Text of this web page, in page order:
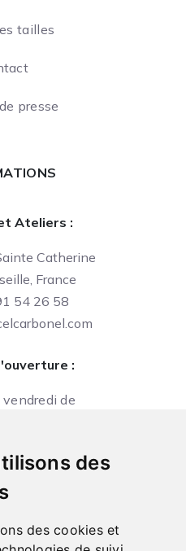
des
des cookies et
tailles
presse
Ateliers :
Catherine
France
54 26 58
:
vendredi de
de 14h à 18h